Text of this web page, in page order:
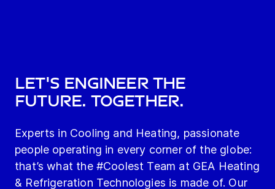
Let's engineer the
future. Together.
Experts in Cooling and Heating, passionate
people operating in every corner of the globe:
that’s what the #Coolest Team at GEA Heating
& Refrigeration Technologies is made of. Our